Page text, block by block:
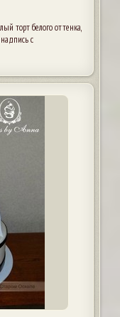
торт белого оттенка,
с